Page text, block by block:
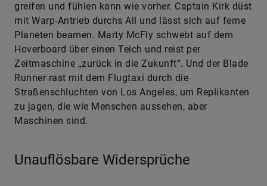
greifen und fühlen kann wie vorher. Captain Kirk düst
mit Warp-Antrieb durchs All und lässt sich auf ferne
Planeten beamen. Marty McFly schwebt auf dem
Hoverboard über einen Teich und reist per
Zeitmaschine „zurück in die Zukunft“. Und der Blade
Runner rast mit dem Flugtaxi durch die
Straßenschluchten von Los Angeles, um Replikanten
zu jagen, die wie Menschen aussehen, aber
Maschinen sind.
Unauflösbare Widersprüche